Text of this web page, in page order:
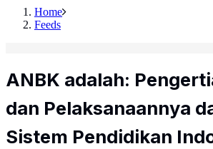
Home
Feeds
ANBK adalah:
dan Pelaksanaannya
Sistem Pendidikan